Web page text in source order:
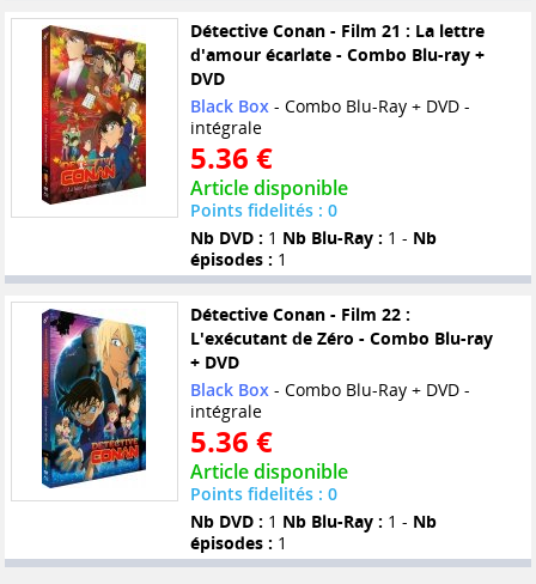
Détective Conan - Film 21 : La lettre
d'amour écarlate - Combo Blu-ray +
DVD
Black Box - Combo Blu-Ray + DVD -
intégrale
5.36 €
Article disponible
Points fidelités : 0
Nb DVD : 1 Nb Blu-Ray : 1 - Nb
épisodes : 1
Détective Conan - Film 22 :
L'exécutant de Zéro - Combo Blu-ray
+ DVD
Black Box - Combo Blu-Ray + DVD -
intégrale
5.36 €
Article disponible
Points fidelités : 0
Nb DVD : 1 Nb Blu-Ray : 1 - Nb
épisodes : 1